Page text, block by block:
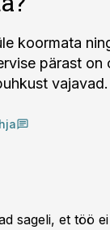
koormata
pärast on
vajavad.
sageli, et töö